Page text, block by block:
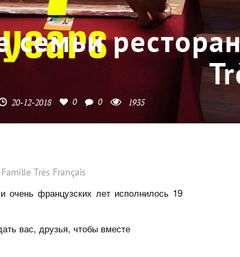
семьи
20-12-2018 0 0 1935
Très Français
французских лет исполнилось 19
вас, друзья, чтобы вместе